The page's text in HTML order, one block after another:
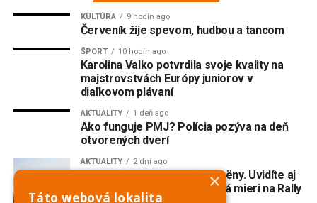
KULTÚRA 9 hodín ago
Červeník žije spevom, hudbou a tancom
ŠPORT 10 hodín ago
Karolina Valko potvrdila svoje kvality na
majstrovstvách Európy juniorov v
diaľkovom plávaní
AKTUALITY 1 deň ago
Ako funguje PMJ? Polícia pozýva na deň
otvorených dverí
AKTUALITY 2 dni ago
Do Piešťan mieria opäť Citroëny. Uvidíte aj
dvojmotorovú „kačicu“, ktorá mieri na Rally
×
Táto webová lokalita